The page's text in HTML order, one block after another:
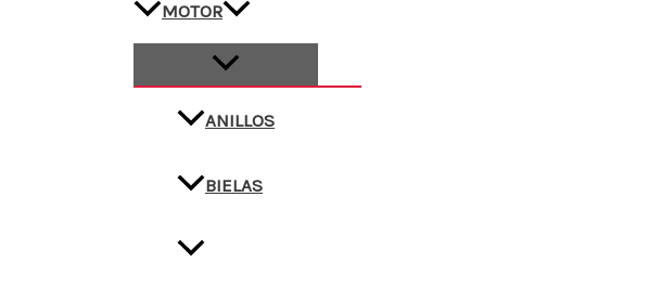
MOTOR
ANILLOS
BIELAS